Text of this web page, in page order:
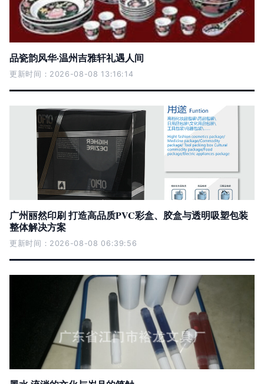
品瓷韵风华·温州吉雅轩礼遇人间
更新时间：2026-08-08 13:16:14
广州丽然印刷 打造高品质PVC彩盒、胶盒与透明吸塑包装
整体解决方案
更新时间：2026-08-08 06:39:56